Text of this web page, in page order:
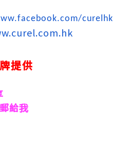
curelhk
.hk
提供
給我